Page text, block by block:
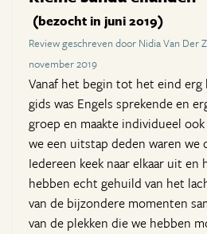
(bezocht in juni 2019)
Review geschreven door Nidia Van Der
november 2019
Vanaf het begin tot het eind erg
gids was Engels sprekende en
groep en maakte individueel
we een uitstap deden waren we
Iedereen keek naar elkaar uit en
hebben echt gehuild van het
van de bijzondere momenten
van de plekken die we hebben